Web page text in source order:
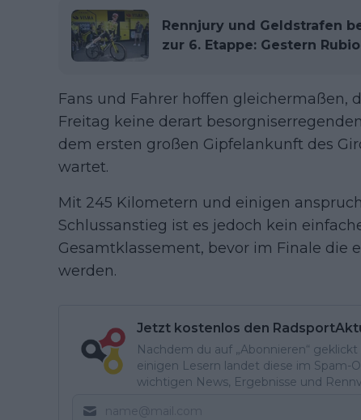
Rennjury und Geldstrafen
zur 6. Etappe: Gestern
Fans und Fahrer hoffen gleichermaßen,
Freitag keine derart
dem ersten großen Gipfelankunft des
wartet.
Mit 245 Kilometern und einigen
Schlussanstieg ist es jedoch kein
Gesamtklassement, bevor im Finale die
werden.
Jetzt kostenlos den
Nachdem du auf „Abonnieren“
einigen Lesern landet diese im Spam-
wichtigen News, Ergebnisse und